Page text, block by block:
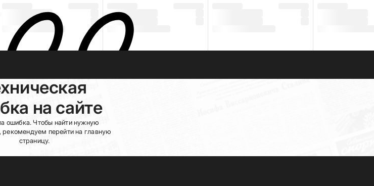
на сайте
ошибка. Чтобы найти нужную
перейти на главную
страницу.